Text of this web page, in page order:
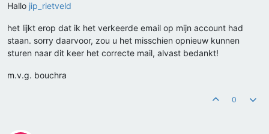
Hallo jip_rietveld
het lijkt erop dat ik het verkeerde email op mijn account had
staan. sorry daarvoor, zou u het misschien opnieuw kunnen
sturen naar dit keer het correcte mail, alvast bedankt!
m.v.g. bouchra
0